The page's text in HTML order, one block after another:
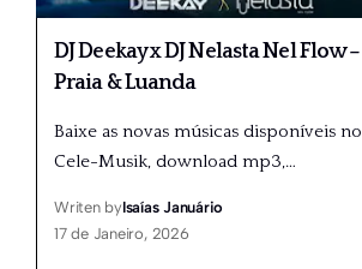
DJ Deekay x DJ Nelasta Nel Flow –
Praia & Luanda
Baixe as novas músicas disponíveis no
Cele-Musik, download mp3,…
Writen byIsaías Januário
17 de Janeiro, 2026